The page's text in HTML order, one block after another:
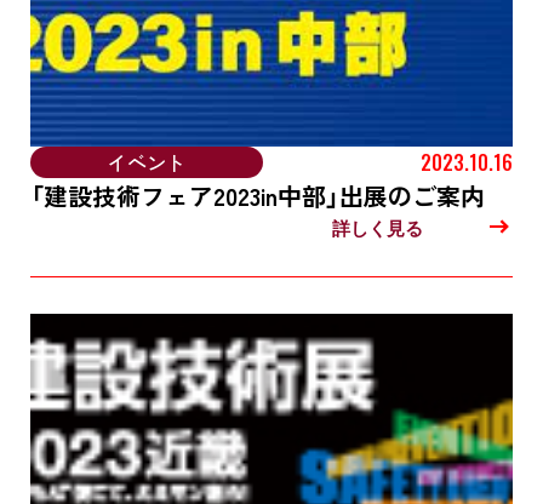
イベント 2023.10.16
「建設技術フェア2023in中部」出展のご案内
詳しく見る